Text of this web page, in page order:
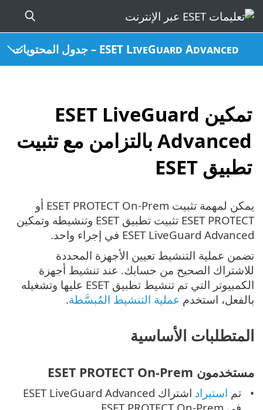
ESET LiveGuard Advanced – جدول المحتويات
تمكين ESET LiveGuard
Advanced بالتزامن مع تثبيت
تطبيق ESET
يمكن لمهمة تثبيت ESET PROTECT On-Prem أو
ESET PROTECT تثبيت تطبيق ESET وتنشيطه وتمكين
ESET LiveGuard Advanced في إجراء واحد.
تضمن عملية التنشيط تعيين الأجهزة المحددة
للاشتراك الصحيح من حسابك. عند تنشيط أجهزة
الكمبيوتر التي تم تنشيط تطبيق ESET عليها وتشغيله
بالفعل، استخدم عملية التنشيط المُبسَّطة.
المتطلبات الأساسية
مستخدمون ESET PROTECT On-Prem
تم استيراد
اشتراك ESET LiveGuard Advanced